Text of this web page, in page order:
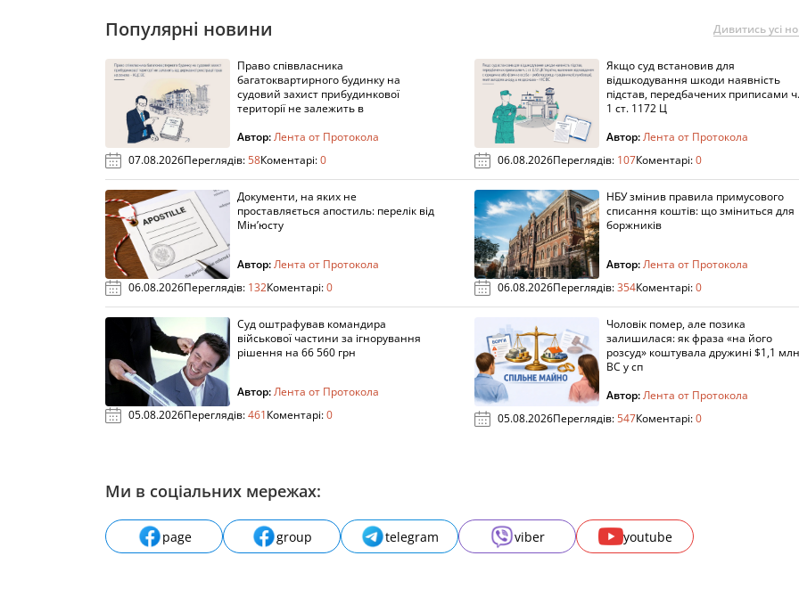
Популярні новини Дивитись усі
Право співвласника
багатоквартирного будинку на
судовий захист прибудинкової
території не залежить в
Автор:Лента от Протокола
07.08.2026Переглядів:58Коментарі:0
Якщо суд встановив для
відшкодування шкоди наявність
підстав, передбачених приписами ч.
1 ст. 1172 Ц
Автор:Лента от Протокола
06.08.2026Переглядів: 107Коментарі:0
Документи, на яких не
проставляється апостиль: перелік від
Мін’юсту
Автор:Лента от Протокола
06.08.2026Переглядів: 132Коментарі:0
НБУ змінив правила примусового
списання коштів: що зміниться для
боржників
Автор:Лента от Протокола
06.08.2026Переглядів:354Коментарі:0
Суд оштрафував командира
військової частини за ігнорування
рішення на 66 560 грн
Автор:Лента от Протокола
05.08.2026Переглядів:461Коментарі:0
Чоловік помер, але позика
залишилася: як фраза «на його
розсуд» коштувала дружині $1,1
ВС у сп
Автор:Лента от Протокола
05.08.2026Переглядів:547Коментарі:0
Ми в соціальних мережах:
page group telegram viber youtube